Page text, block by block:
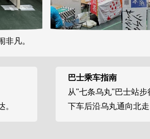
凡。
。
巴士乘车指南
从"七条乌丸"巴士站步
下车后沿乌丸通向北